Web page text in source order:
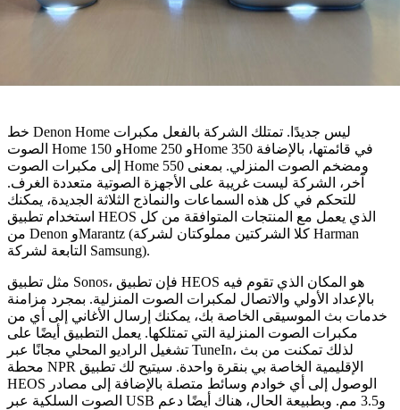
خط Denon Home ليس جديدًا. تمتلك الشركة بالفعل مكبرات
الصوت Home 150 وHome 250 وHome 350 في قائمتها، بالإضافة
إلى مكبرات الصوت Home 550 ومضخم الصوت المنزلي. بمعنى
الشركة ليست غريبة على الأجهزة الصوتية متعددة الغرف.
في كل هذه السماعات والنماذج الثلاثة الجديدة، يمكنك
استخدام تطبيق HEOS الذي يعمل مع المنتجات المتوافقة من كل
من Denon وMarantz (كلا الشركتين مملوكتان لشركة Harman
التابعة لشركة Samsung).
مثل تطبيق Sonos، فإن تطبيق HEOS هو المكان الذي تقوم فيه
الأولي والاتصال لمكبرات الصوت المنزلية. بمجرد مزامنة
بث الموسيقى الخاصة بك، يمكنك إرسال الأغاني إلى أي من
الصوت المنزلية التي تمتلكها. يعمل التطبيق أيضًا على
تشغيل الراديو المحلي مجانًا عبر TuneIn، لذلك تمكنت من بث
محطة NPR الإقليمية الخاصة بي بنقرة واحدة. سيتيح لك تطبيق
HEOS الوصول إلى أي خوادم وسائط متصلة بالإضافة إلى مصادر
الصوت السلكية عبر USB و3.5 مم. وبطبيعة الحال، هناك أيضًا دعم